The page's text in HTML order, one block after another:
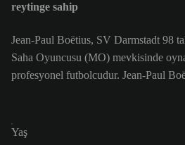
reytinge sahip
Jean-Paul Boëtius, SV Darmstadt 98
Saha Oyuncusu (MO) mevkisinde
profesyonel futbolcudur. Jean-Paul
Yaş